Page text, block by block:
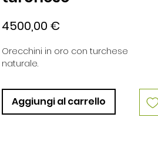
4500,00 €
Orecchini in oro con turchese
naturale.
Aggiungi al carrello